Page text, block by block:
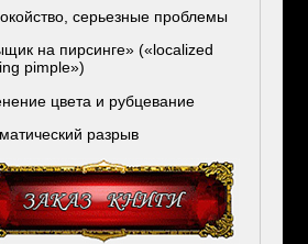
серьезные проблемы
на пирсинге» («localized
pimple»)
цвета и рубцевание
разрыв